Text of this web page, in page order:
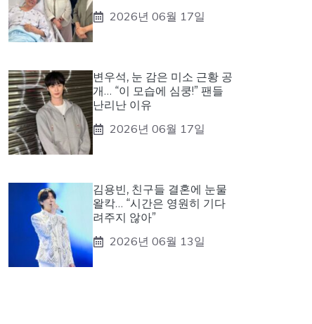
2026년 06월 17일
변우석, 눈 감은 미소 근황 공
개… “이 모습에 심쿵!” 팬들
난리난 이유
2026년 06월 17일
김용빈, 친구들 결혼에 눈물
왈칵… “시간은 영원히 기다
려주지 않아”
2026년 06월 13일